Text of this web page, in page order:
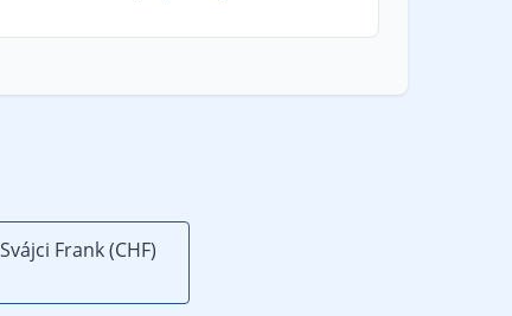
Svájci Frank (CHF)